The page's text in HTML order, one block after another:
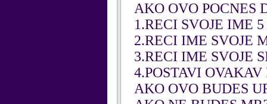
AKO OVO POCNES
1.RECI SVOJE IME
2.RECI IME SVOJE
3.RECI IME SVOJE
4.POSTAVI
AKO OVO BUDES